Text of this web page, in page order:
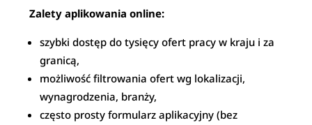
Zalety aplikowania online:
szybki dostęp do tysięcy ofert pracy w kraju i za
granicą,
możliwość filtrowania ofert wg lokalizacji,
wynagrodzenia, branży,
często prosty formularz aplikacyjny (bez